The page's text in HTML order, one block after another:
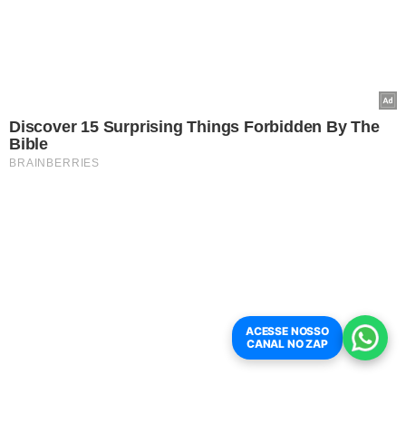
vendedor porta a porta que exige ensino fundamental
completo e não pede experiência.
Para montador são
ofertadas 20 vagas que não exige escolaridade, mas pede
ACESSE NOSSO
CANAL NO ZAP